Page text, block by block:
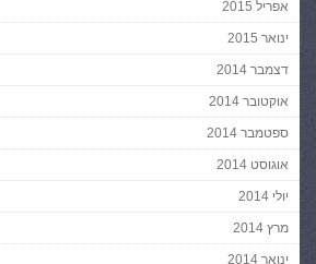
אפריל 2015
ינואר 2015
דצמבר 2014
אוקטובר 2014
ספטמבר 2014
אוגוסט 2014
יולי 2014
מרץ 2014
ינואר 2014